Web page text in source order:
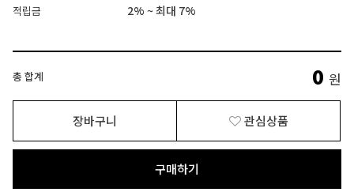
적립금 2% ~ 최대 7%
총 합계 0 원
장바구니 관심상품
구매하기